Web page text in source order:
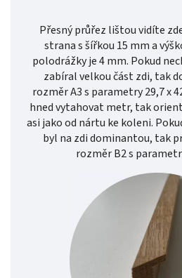
Přesný průřez lištou vidíte
strana s šířkou 15 mm a
polodrážky je 4 mm. Pokud
zabíral velkou část zdi, tak
rozměr A3 s parametry 29,7 x
hned vytahovat metr, tak
asi jako od nártu ke koleni.
byl na zdi dominantou, tak
rozměr B2 s